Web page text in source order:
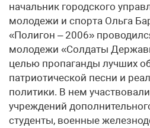
начальник городского
молодежи и спорта Ольга
«Полигон – 2006»
молодежи «Солдаты
целью пропаганды лучших
патриотической песни и
политики. В нем
учреждений
студенты, военные